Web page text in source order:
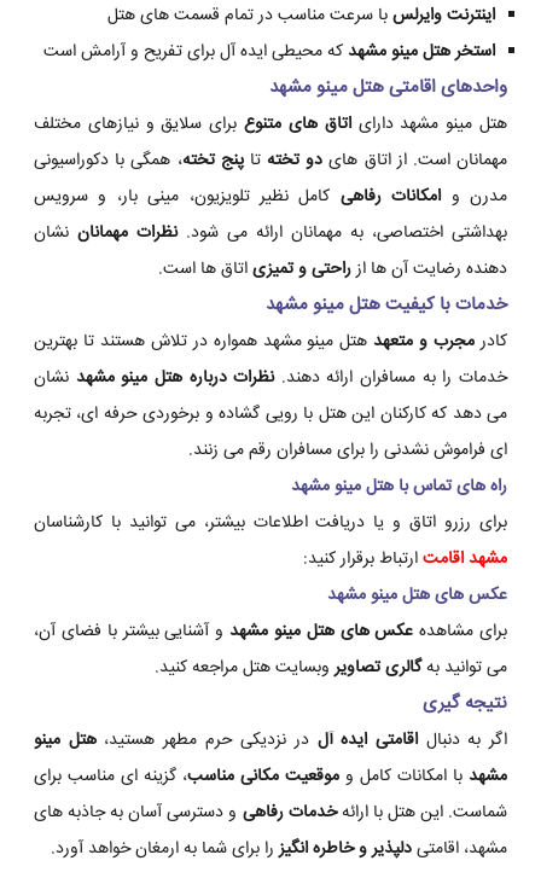
اینترنت وایرلسبا سرعت مناسب در تمام قسمت های هتل
استخر هتل مینو مشهدکه محیطی ایده آل برای تفریح و آرامش است
واحدهای اقامتی هتل مینو مشهد
هتل مینو مشهد دارایاتاق های متنوعبرای سلایق و نیازهای مختلف
مهمانان است. از اتاق های دو تخته تاپنج تخته، همگی با دکوراسیونی
مدرن وامکانات رفاهی کامل نظیر تلویزیون، مینی بار، و سرویس
بهداشتی اختصاصی، به مهمانان ارائه می شود.نظرات مهمانان نشان
دهنده رضایت آن ها ازراحتی و تمیزیاتاق ها است.
خدمات با کیفیت هتل مینو مشهد
کادر مجرب و متعهدهتل مینو مشهد همواره در تلاش هستند تا بهترین
خدمات را به مسافران ارائه دهند.نظرات درباره هتل مینو مشهد نشان
می دهد که کارکنان این هتل با رویی گشاده و برخوردی حرفه ای، تجربه
ای فراموش نشدنی را برای مسافران رقم می زنند.
راه های تماس با هتل مینو مشهد
برای رزرو اتاق و یا دریافت اطلاعات بیشتر، می توانید با کارشناسان
مشهد اقامتارتباط برقرار کنید:
عکس های هتل مینو مشهد
برای مشاهده عکس های هتل مینو مشهد و آشنایی بیشتر با فضای آن،
می توانید بهگالری تصاویروبسایت هتل مراجعه کنید.
نتیجه گیری
اگر به دنبالاقامتی ایده آل در نزدیکی حرم مطهر هستید،هتل مینو
مشهد با امکانات کامل و موقعیت مکانی مناسب، گزینه ای مناسب برای
شماست. این هتل با ارائهخدمات رفاهی و دسترسی آسان به جاذبه های
مشهد، اقامتیدلپذیر و خاطره انگیزرا برای شما به ارمغان خواهد آورد.